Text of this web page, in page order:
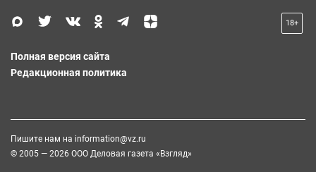
18+
Полная версия сайта
Редакционная политика
Пишите нам на information@vz.ru
© 2005 — 2026 ООО Деловая газета «Взгляд»